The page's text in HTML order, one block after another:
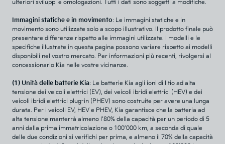
ulteriori sviluppi e omologazioni. Tutti i dati sono soggetti a modifiche.
Immagini statiche e in movimento: Le immagini statiche e in
movimento sono utilizzate solo a scopo illustrativo. Il prodotto finale può
presentare differenze rispetto alle immagini utilizzate. I modelli e le
specifiche illustrate in questa pagina possono variare rispetto ai modelli
disponibili nel vostro mercato. Per informazioni più recenti, rivolgersi al
concessionario Kia nelle vostre vicinanze.
(1) Unità delle batterie Kia: Le batterie Kia agli ioni di litio ad alta
tensione dei veicoli elettrici (EV), dei veicoli ibridi elettrici (HEV) e dei
veicoli ibridi elettrici plug-in (PHEV) sono costruite per avere una lunga
durata. Per i veicoli EV, HEV e PHEV, Kia garantisce che la batteria ad
alta tensione manterrà almeno l’80% della capacità per un periodo di 5
anni dalla prima immatricolazione o 100’000 km, a seconda di quale
delle due condizioni si verifichi per prima, e almeno il 70% della capacità